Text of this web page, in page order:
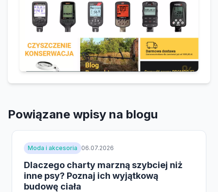
Powiązane wpisy na blogu
Moda i akcesoria 06.07.2026
Dlaczego charty marzną szybciej niż
inne psy? Poznaj ich wyjątkową
budowę ciała